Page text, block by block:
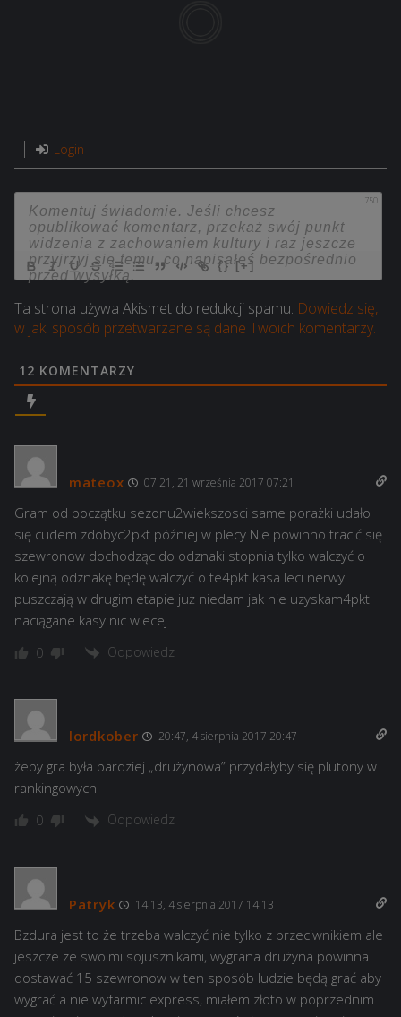
Login
750
{} [+]
Ta strona używa Akismet do redukcji spamu. Dowiedz się,
w jaki sposób przetwarzane są dane Twoich komentarzy.
12 KOMENTARZY
mateox 07:21, 21 września 2017 07:21
Gram od początku sezonu2wiekszosci same porażki udało
się cudem zdobyc2pkt później w plecy Nie powinno tracić się
szewronow dochodząc do odznaki stopnia tylko walczyć o
kolejną odznakę będę walczyć o te4pkt kasa leci nerwy
puszczają w drugim etapie już niedam jak nie uzyskam4pkt
naciągane kasy nic wiecej
0 Odpowiedz
lordkober 20:47, 4 sierpnia 2017 20:47
żeby gra była bardziej „drużynowa” przydałyby się plutony w
rankingowych
0 Odpowiedz
Patryk 14:13, 4 sierpnia 2017 14:13
Bzdura jest to że trzeba walczyć nie tylko z przeciwnikiem ale
jeszcze ze swoimi sojusznikami, wygrana drużyna powinna
dostawać 15 szewronow w ten sposób ludzie będą grać aby
wygrać a nie wyfarmic express, miałem złoto w poprzednim